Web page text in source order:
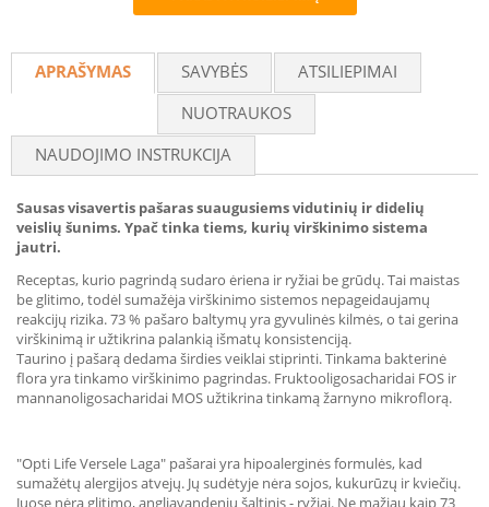
Recommend
APRAŠYMAS SAVYBĖS
ATSILIEPIMAI
NUOTRAUKOS
NAUDOJIMO INSTRUKCIJA
Sausas visavertis pašaras suaugusiems vidutinių ir didelių
veislių šunims. Ypač tinka tiems, kurių virškinimo sistema
jautri.
Receptas, kurio pagrindą sudaro ėriena ir ryžiai be grūdų. Tai maistas
be glitimo, todėl sumažėja virškinimo sistemos nepageidaujamų
reakcijų rizika. 73 % pašaro baltymų yra gyvulinės kilmės, o tai gerina
virškinimą ir užtikrina palankią išmatų konsistenciją.
Taurino į pašarą dedama širdies veiklai stiprinti. Tinkama bakterinė
flora yra tinkamo virškinimo pagrindas. Fruktooligosacharidai FOS ir
mannanoligosacharidai MOS užtikrina tinkamą žarnyno mikroflorą.
"Opti Life Versele Laga" pašarai yra hipoalerginės formulės, kad
sumažėtų alergijos atvejų. Jų sudėtyje nėra sojos, kukurūzų ir kviečių.
Juose nėra glitimo, angliavandenių šaltinis - ryžiai. Ne mažiau kaip 73